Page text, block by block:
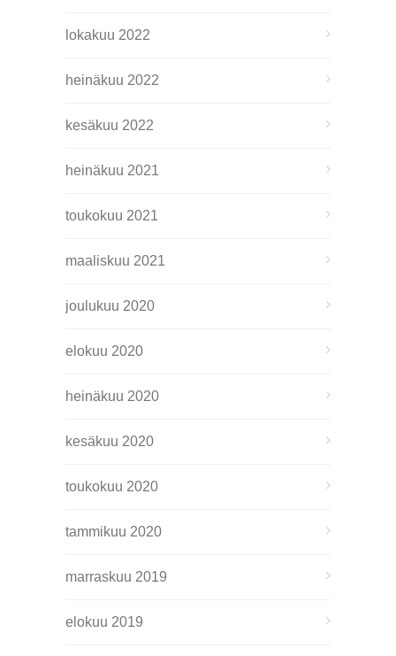
lokakuu 2022
heinäkuu 2022
kesäkuu 2022
heinäkuu 2021
toukokuu 2021
maaliskuu 2021
joulukuu 2020
elokuu 2020
heinäkuu 2020
kesäkuu 2020
toukokuu 2020
tammikuu 2020
marraskuu 2019
elokuu 2019